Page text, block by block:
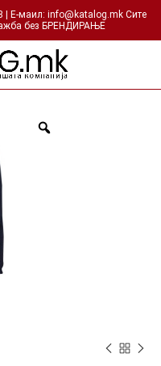
| Е-маил: info@katalog.mk Сите
без БРЕНДИРАЊЕ